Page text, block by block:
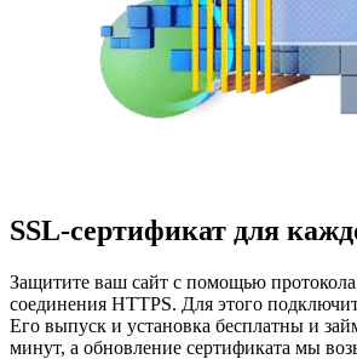
SSL-сертификат для
Защитите ваш сайт с помощью протокола
соединения HТТPS. Для этого
Его выпуск и установка бесплатны и
минут, а обновление сертификата мы